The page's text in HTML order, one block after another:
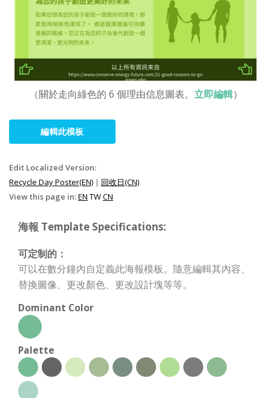
（關於走向綠色的 6 個理由信息圖表。 立即編輯）
編輯此模板
Edit Localized Version:
Recycle Day Poster(EN) | 回收日(CN)
View this page in:EN TWCN
海報 Template Specifications:
可定制的：
可以在數分鐘內自定義此海報模板。隨意編輯其內容、
替換圖像、更改顏色、更改設計塊等等。
Dominant Color
Palette